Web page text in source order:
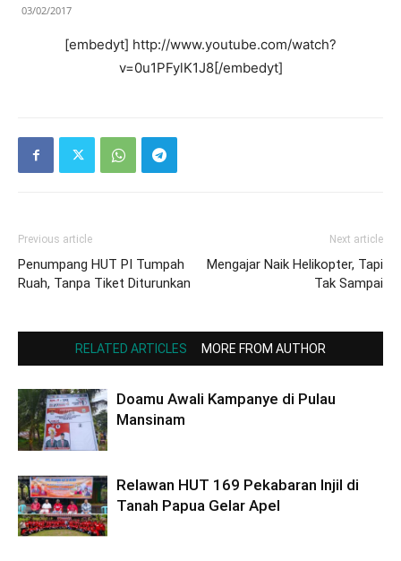
03/02/2017
[embedyt] http://www.youtube.com/watch?
v=0u1PFylK1J8[/embedyt]
Previous article
Penumpang HUT PI Tumpah
Ruah, Tanpa Tiket Diturunkan
Next article
Mengajar Naik Helikopter, Tapi
Tak Sampai
RELATED ARTICLES MORE FROM AUTHOR
Doamu Awali Kampanye di Pulau
Mansinam
Relawan HUT 169 Pekabaran Injil di
Tanah Papua Gelar Apel